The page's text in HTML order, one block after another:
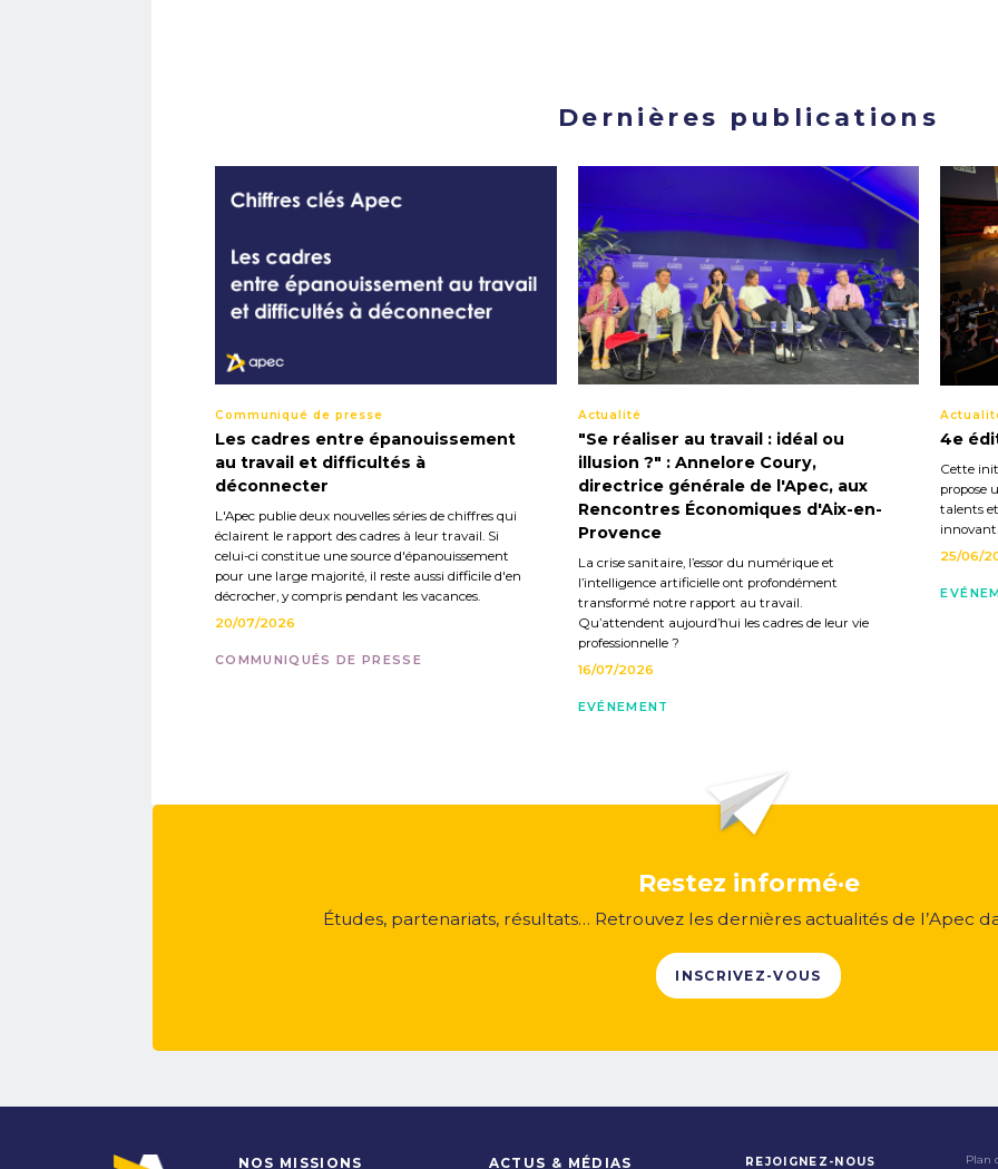
Dernières publications
Communiqué de presse
Les cadres entre épanouissement
au travail et difficultés à
déconnecter
L'Apec publie deux nouvelles séries de chiffres qui
éclairent le rapport des cadres à leur travail. Si
celui-ci constitue une source d'épanouissement
pour une large majorité, il reste aussi difficile d'en
décrocher, y compris pendant les vacances.
20/07/2026
COMMUNIQUÉS DE PRESSE
Actualité
"Se réaliser au travail : idéal ou
illusion ?" : Annelore Coury,
directrice générale de l'Apec, aux
Rencontres Économiques d'Aix-en-
Provence
La crise sanitaire, l’essor du numérique et
l’intelligence artificielle ont profondément
transformé notre rapport au travail.
Qu’attendent aujourd’hui les cadres de leur vie
professionnelle ?
16/07/2026
EVÉNEMENT
4e
Cette
propose
talents
25/06/
Restez informé·e
Études, partenariats, résultats… Retrouvez les dernières actualités de l’Apec
INSCRIVEZ-VOUS
NOS MISSIONS ACTUS & MÉDIAS REJOIGNEZ-NOUS Plan